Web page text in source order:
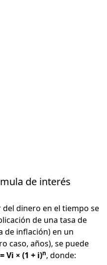
de interés
dinero en el tiempo se
de una tasa de
de inflación) en un
caso, años), se puede
Vi × (1 + i)n, donde: